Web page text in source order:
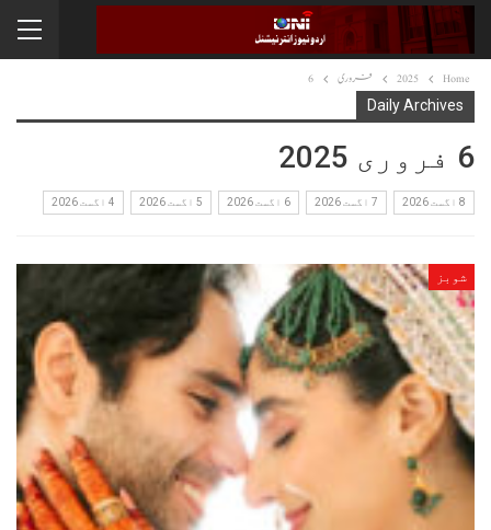
Home
2025 فروری 6
Daily Archives
6 فروری 2025
8 اگست 2026 7 اگست 2026 6 اگست 2026 5 اگست 2026 4 اگست 2026
شوبز